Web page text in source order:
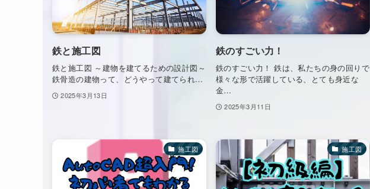
鉄と施工図
鉄と施工図 ～建物を建てるための設計図～
鉄骨造の建物って、どうやって建てられ…
2025年3月13日
鉄のすごい力！
鉄のすごい力！ 鉄は、私たちの身の回りで
様々な形で活躍している、とても身近な
金…
2025年3月11日
施工図 施工図